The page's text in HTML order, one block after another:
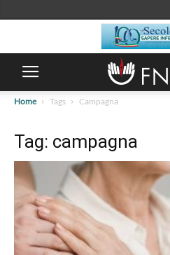
Home Tags Campagna
Tag: campagna